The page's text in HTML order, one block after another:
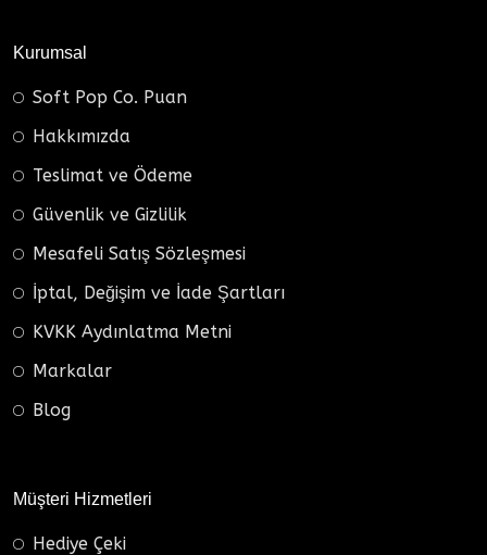
Kurumsal
Soft Pop Co. Puan
Hakkımızda
Teslimat ve Ödeme
Güvenlik ve Gizlilik
Mesafeli Satış Sözleşmesi
İptal, Değişim ve İade Şartları
KVKK Aydınlatma Metni
Markalar
Blog
Müşteri Hizmetleri
Hediye Çeki